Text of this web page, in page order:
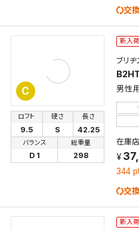
交
C
新入荷
ブリヂ
男性
ロフト
9.5
硬さ
S
長さ
42.25
バランス
D 1
総重量
298
在庫
344
交
新入荷
検索条件
新着通知
新着通知を「する」にすると
が入荷した際に、メール及
保存された検索条件は変
条件を変更したい場合は
検索条
検索条件を保存しました。
これまで保存した検索条件
索条件一覧」で確認できます